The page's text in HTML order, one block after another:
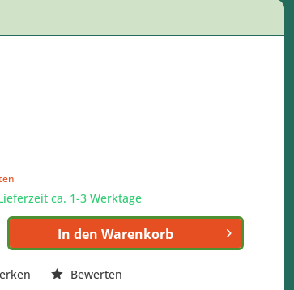
ca. 1-3 Werktage
In den Warenkorb
Bewerten